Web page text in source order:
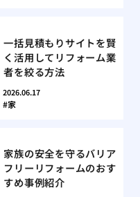
一括見積もりサイトを賢
く活用してリフォーム業
者を絞る方法
2026.06.17
家
家族の安全を守るバリア
フリーリフォームのおす
すめ事例紹介